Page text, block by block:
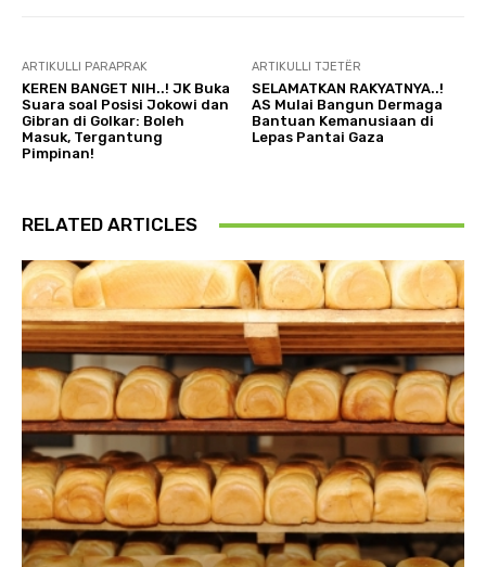
ARTIKULLI PARAPRAK
KEREN BANGET NIH..! JK Buka
Suara soal Posisi Jokowi dan
Gibran di Golkar: Boleh
Masuk, Tergantung
Pimpinan!
ARTIKULLI TJETËR
SELAMATKAN RAKYATNYA..!
AS Mulai Bangun Dermaga
Bantuan Kemanusiaan di
Lepas Pantai Gaza
RELATED ARTICLES